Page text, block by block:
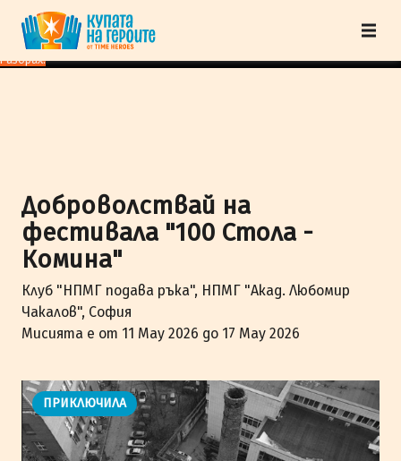
"Купата на героите" от TimeHeroes ползва cookies, за да осигурим по-
добро представяне на сайта и да подобрим Вашето преживяване.Научи
повече
Разбрах!
Доброволствай на
фестивалa "100 Стола -
Комина"
Клуб "НПМГ подава ръка", НПМГ "Акад. Любомир
Чакалов", София
Мисията е от 11 May 2026 до 17 May 2026
ПРИКЛЮЧИЛА